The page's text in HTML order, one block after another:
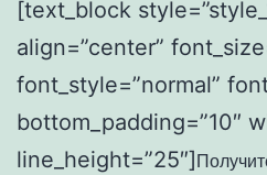
[text_block
align=”center”
font_style=”normal”
bottom_padding=”10″
line_height=”25″]